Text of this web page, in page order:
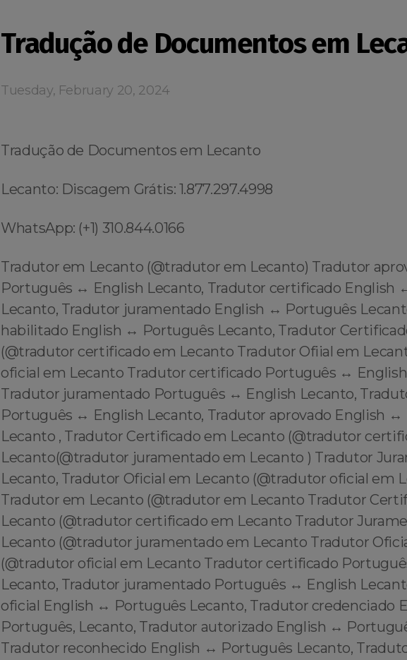
Tradução de Documentos em
Tuesday, February 20, 2024
Tradução de Documentos em Lecanto
Lecanto: Discagem Grátis: 1.877.297.4998
WhatsApp: (+1) 310.844.0166
Tradutor em Lecanto (@tradutor em Lecanto) Tradutor
Português ↔️ English Lecanto, Tradutor certificado English
Lecanto, Tradutor juramentado English ↔️ Português
habilitado English ↔️ Português Lecanto, Tradutor
(@tradutor certificado em Lecanto Tradutor Ofiial em
oficial em Lecanto Tradutor certificado Português ↔️
Tradutor juramentado Português ↔️ English Lecanto,
Português ↔️ English Lecanto, Tradutor aprovado English ↔️
Lecanto , Tradutor Certificado em Lecanto (@tradutor
Lecanto(@tradutor juramentado em Lecanto ) Tradutor
Lecanto, Tradutor Oficial em Lecanto (@tradutor oficial em
Tradutor em Lecanto (@tradutor em Lecanto Tradutor
Lecanto (@tradutor certificado em Lecanto Tradutor
Lecanto (@tradutor juramentado em Lecanto Tradutor
(@tradutor oficial em Lecanto Tradutor certificado
Lecanto, Tradutor juramentado Português ↔️ English
oficial English ↔️ Português Lecanto, Tradutor credenciado
Português, Lecanto, Tradutor autorizado English ↔️
Tradutor reconhecido English ↔️ Português Lecanto,